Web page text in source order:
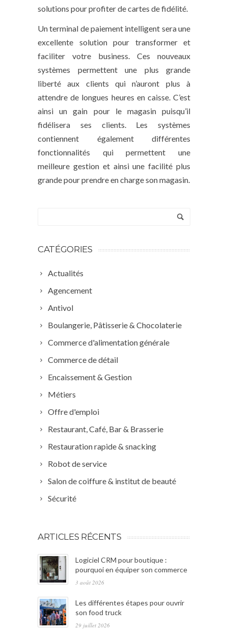
solutions pour profiter de cartes de fidélité.
Un terminal de paiement intelligent sera une
excellente solution pour transformer et
faciliter votre business. Ces nouveaux
systèmes permettent une plus grande
liberté aux clients qui n’auront plus à
attendre de longues heures en caisse. C’est
ainsi un gain pour le magasin puisqu’il
fidélisera ses clients. Les systèmes
contiennent également différentes
fonctionnalités qui permettent une
meilleure gestion et ainsi une facilité plus
grande pour prendre en charge son magasin.
CATÉGORIES
Actualités
Agencement
Antivol
Boulangerie, Pâtisserie & Chocolaterie
Commerce d'alimentation générale
Commerce de détail
Encaissement & Gestion
Métiers
Offre d'emploi
Restaurant, Café, Bar & Brasserie
Restauration rapide & snacking
Robot de service
Salon de coiffure & institut de beauté
Sécurité
ARTICLES RÉCENTS
Logiciel CRM pour boutique :
pourquoi en équiper son commerce
3 août 2026
Les différentes étapes pour ouvrir
son food truck
29 juillet 2026